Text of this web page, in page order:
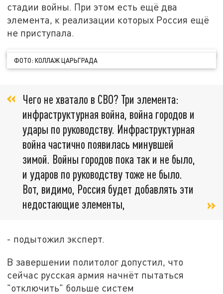
стадии войны. При этом есть ещё два
элемента, к реализации которых Россия ещё
не приступала.
ФОТО: КОЛЛАЖ ЦАРЬГРАДА
Чего не хватало в СВО? Три элемента:
инфраструктурная война, война городов и
удары по руководству. Инфраструктурная
война частично появилась минувшей
зимой. Войны городов пока так и не было,
и ударов по руководству тоже не было.
Вот, видимо, Россия будет добавлять эти
недостающие элементы,
- подытожил эксперт.
В завершении политолог допустил, что
сейчас русская армия начнёт пытаться
"отключить" больше систем